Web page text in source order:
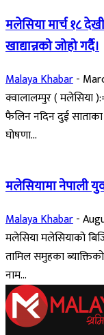
मलेसिया मार्च १८
खाद्यान्नको जोहो गर्दै।
Malaya Khabar-
क्वालालम्पुर ( मलेसिया
फैलिन नदिन दुई साताका
घोषणा...
मलेसियामा नेपाली
Malaya Khabar-
मलेसिया मलेसियाको
तामिल समुहका
नाम...